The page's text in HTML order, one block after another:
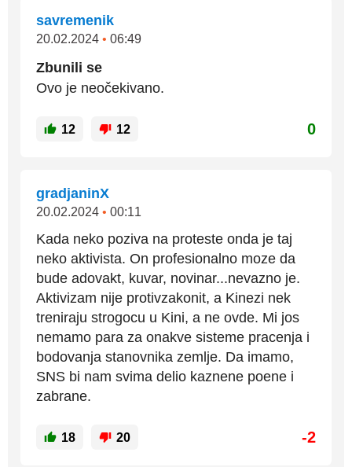
savremenik
20.02.2024 • 06:49
Zbunili se
Ovo je neočekivano.
12 12 0
gradjaninX
20.02.2024 • 00:11
Kada neko poziva na proteste onda je taj
neko aktivista. On profesionalno moze da
bude adovakt, kuvar, novinar...nevazno je.
Aktivizam nije protivzakonit, a Kinezi nek
treniraju strogocu u Kini, a ne ovde. Mi jos
nemamo para za onakve sisteme pracenja i
bodovanja stanovnika zemlje. Da imamo,
SNS bi nam svima delio kaznene poene i
zabrane.
18 20 -2